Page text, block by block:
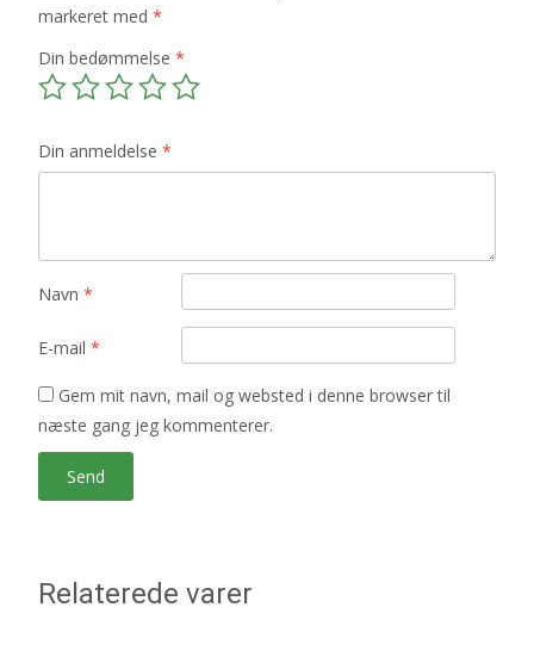
markeret med *
Din bedømmelse *
Din anmeldelse *
Navn *
E-mail *
Gem mit navn, mail og websted i denne browser til
næste gang jeg kommenterer.
Relaterede varer